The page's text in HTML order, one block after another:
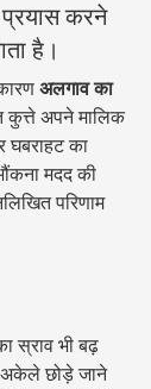
करने
है।
अलगाव का
अपने मालिक
घबराहट का
मदद की
परिणाम
स्राव भी बढ़
छोड़े जाने